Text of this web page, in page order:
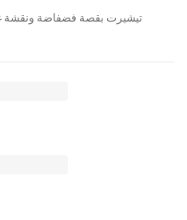
تيشيرت بقصة فضفاضة ونقشة